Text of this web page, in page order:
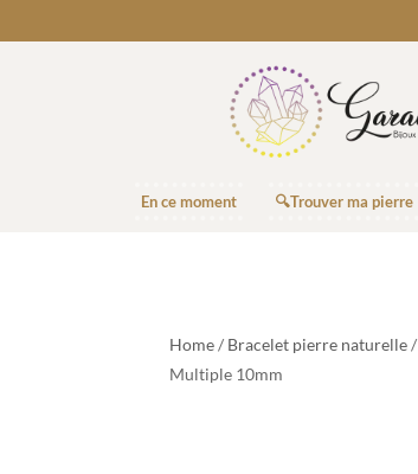
En ce moment 🔍Trouver ma pierre
Home/ Bracelet pierre naturelle/
Multiple 10mm